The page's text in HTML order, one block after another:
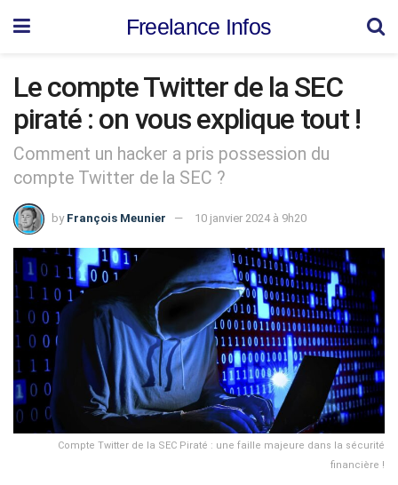
Freelance Infos
Le compte Twitter de la SEC
piraté : on vous explique tout !
Comment un hacker a pris possession du
compte Twitter de la SEC ?
by François Meunier 10 janvier 2024 à 9h20
Compte Twitter de la SEC Piraté : une faille majeure dans la sécurité
financière !